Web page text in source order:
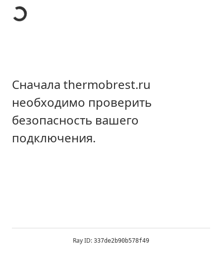
Сначала thermobrest.ru
необходимо проверить
безопасность вашего
подключения.
Ray ID: 337de2b90b578f49